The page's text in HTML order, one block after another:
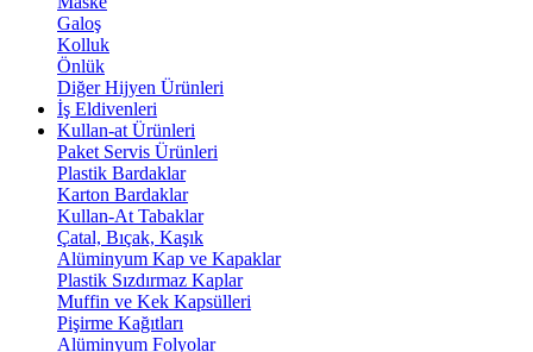
Galoş
Kolluk
Önlük
Diğer Hijyen Ürünleri
İş Eldivenleri
Kullan-at Ürünleri
Paket Servis Ürünleri
Plastik Bardaklar
Karton Bardaklar
Kullan-At Tabaklar
Çatal, Bıçak, Kaşık
Alüminyum Kap ve Kapaklar
Plastik Sızdırmaz Kaplar
Muffin ve Kek Kapsülleri
Pişirme Kağıtları
Alüminyum Folyolar